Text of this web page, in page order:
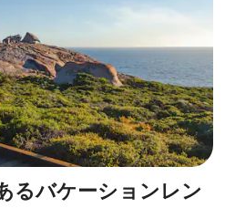
るバケーションレン